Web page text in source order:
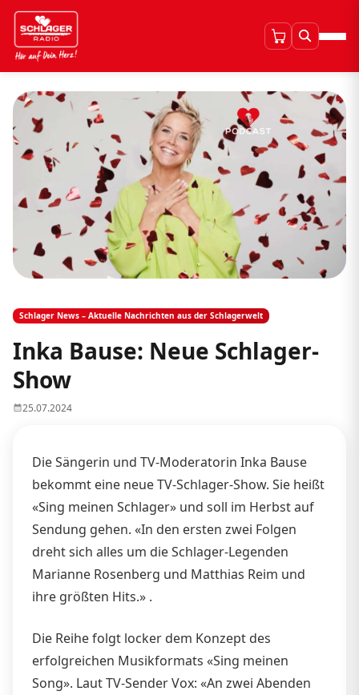
Schlager News – Aktuelle Nachrichten aus der Schlagerwelt
Inka Bause: Neue Schlager-
Show
25.07.2024
Die Sängerin und TV-Moderatorin Inka Bause
bekommt eine neue TV-Schlager-Show. Sie heißt
«Sing meinen Schlager» und soll im Herbst auf
Sendung gehen. «In den ersten zwei Folgen
dreht sich alles um die Schlager-Legenden
Marianne Rosenberg und Matthias Reim und
ihre größten Hits.» .
Die Reihe folgt locker dem Konzept des
erfolgreichen Musikformats «Sing meinen
Song». Laut TV-Sender Vox: «An zwei Abenden